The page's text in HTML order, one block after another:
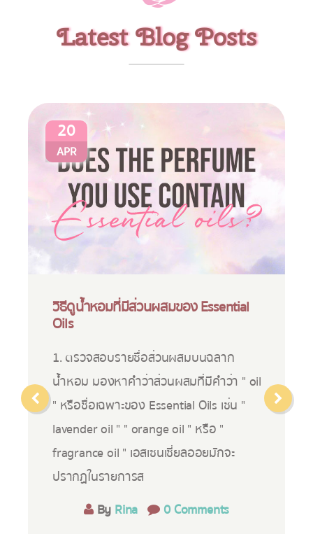
Latest Blog Posts
20
APR
วิธีดูน้ำหอมที่มีส่วนผสมของ Essential
Oils
1. ตรวจสอบรายชื่อส่วนผสมบนฉลาก
น้ำหอม มองหาคำว่าส่วนผสมที่มีคำว่า " oil
" หรือชื่อเฉพาะของ Essential Oils เช่น "
lavender oil " " orange oil " หรือ "
fragrance oil " เอสเซนเชี่ยลออยมักจะ
ปรากฏในรายการส
By Rina 0 Comments